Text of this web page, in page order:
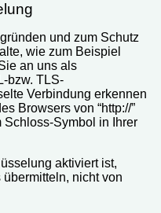
und zum Schutz
wie zum Beispiel
an uns als
bzw. TLS-
Verbindung erkennen
Browsers von “http://”
Schloss-Symbol in Ihrer
aktiviert ist,
nicht von